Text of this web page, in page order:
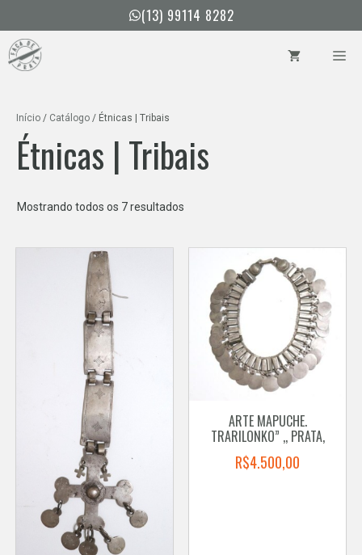
para
conteúdo
(13) 99114 8282
Início / Catálogo / Étnicas | Tribais
Étnicas | Tribais
Mostrando todos os 7 resultados
recente
ARTE MAPUCHE.
TRARILONKO” ,, PRATA,
R$4.500,00